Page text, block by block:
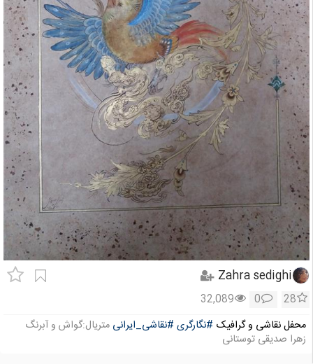
Zahra sedighi
28
0
32,089
محفل نقاشی و گرافیک #نگارگری #نقاشی_ایرانی متریال:گواش و آبرنگ
زهرا صدیقی توستانی